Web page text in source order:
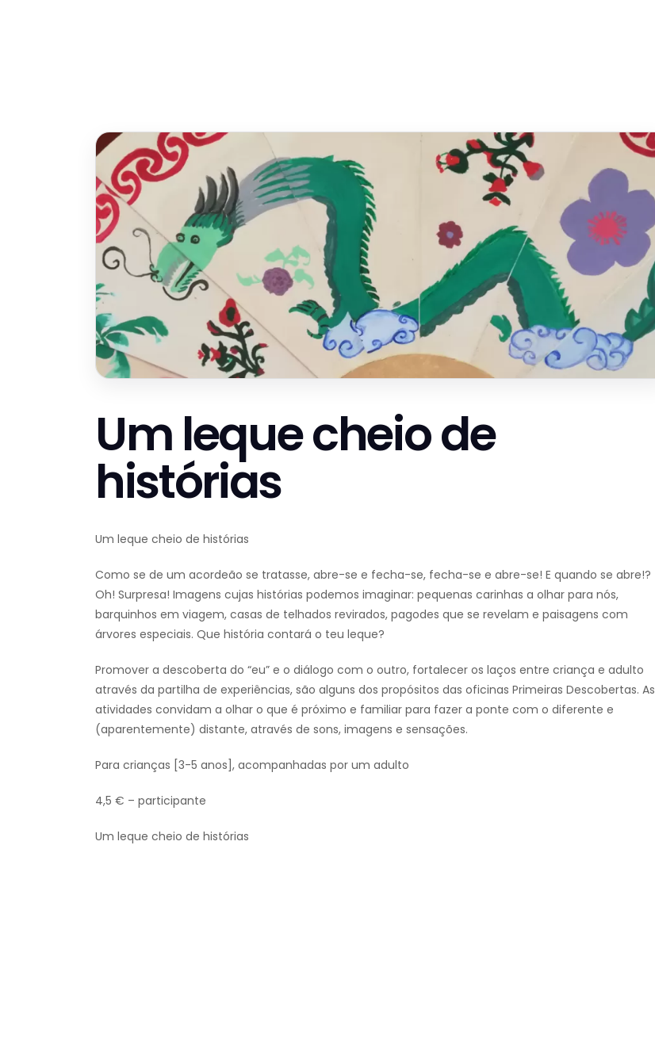
Um leque cheio de
histórias
Um leque cheio de histórias
Como se de um acordeão se tratasse, abre-se e fecha-se, fecha-se e abre-se! E quando se abre!?
Oh! Surpresa! Imagens cujas histórias podemos imaginar: pequenas carinhas a olhar para nós,
barquinhos em viagem, casas de telhados revirados, pagodes que se revelam e paisagens com
árvores especiais. Que história contará o teu leque?
Promover a descoberta do “eu” e o diálogo com o outro, fortalecer os laços entre criança e adulto
através da partilha de experiências, são alguns dos propósitos das oficinas Primeiras Descobertas. As
atividades convidam a olhar o que é próximo e familiar para fazer a ponte com o diferente e
(aparentemente) distante, através de sons, imagens e sensações.
Para crianças [3-5 anos], acompanhadas por um adulto
4,5 € – participante
Um leque cheio de histórias